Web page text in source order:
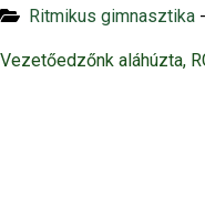
Ritmikus gimnasztika -
Vezetőedzőnk aláhúzta,